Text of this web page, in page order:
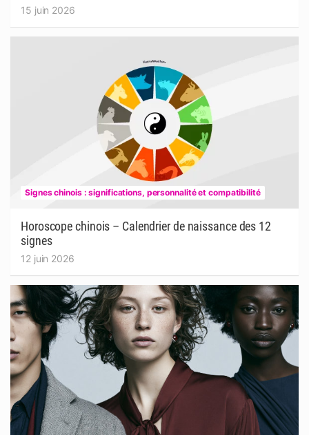
15 juin 2026
Signes chinois : significations, personnalité et compatibilité
Horoscope chinois – Calendrier de naissance des 12
signes
12 juin 2026